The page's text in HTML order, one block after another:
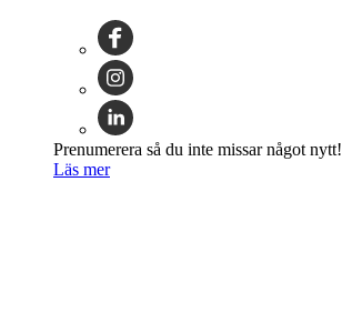
Prenumerera så du inte missar något nytt!
Läs mer